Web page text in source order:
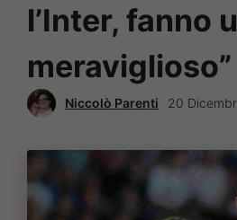
l’Inter, fanno
meraviglioso”
Niccolò Parenti 20